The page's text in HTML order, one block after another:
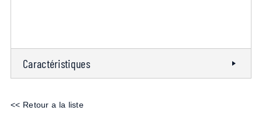
Caractéristiques
<< Retour a la liste